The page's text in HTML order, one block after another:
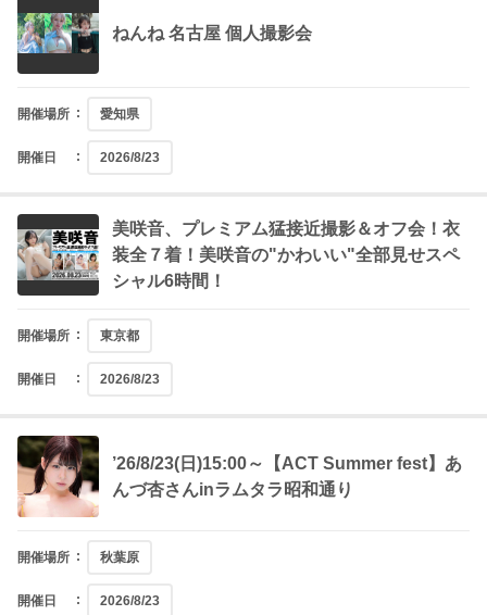
ねんね 名古屋 個人撮影会
開催場所 愛知県
開催日 2026/8/23
美咲音、プレミアム猛接近撮影＆オフ会！衣
装全７着！美咲音の"かわいい"全部見せスペ
シャル6時間！
開催場所 東京都
開催日 2026/8/23
’26/8/23(日)15:00～【ACT Summer fest】あ
んづ杏さんinラムタラ昭和通り
開催場所 秋葉原
開催日 2026/8/23